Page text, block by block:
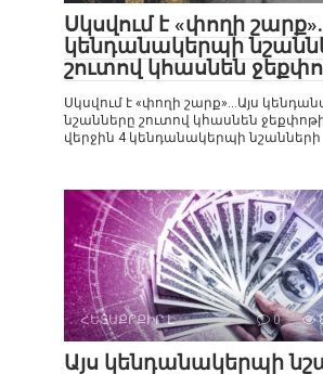
Սկսվում է «փողի
կենդանակերպի
շուտով կհասնեն
Սկսվում է «փողի շարք»…Այս
նշանները շուտով կհասնեն
վերջին 4 կենդանակերպի նշանների
ՀԵՏԱՔՐՔԻՐ Է 0
Այս կենդանակերպի